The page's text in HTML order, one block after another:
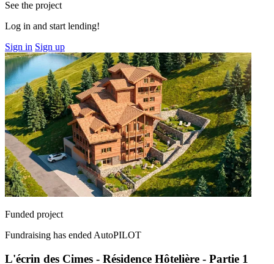
See the project
Log in and start lending!
Sign in Sign up
Funded project
Fundraising has ended AutoPILOT
L'écrin des Cimes - Résidence Hôtelière - Partie 1